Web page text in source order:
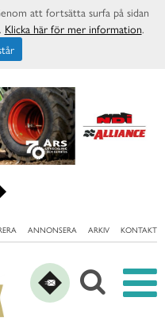
ANNONSERA ARKIV KONTAKT
att fortsätta surfa på sidan
Klicka här för mer information.